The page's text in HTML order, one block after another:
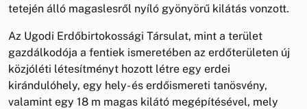
tetején álló magaslesről nyíló gyönyörű kilátás vonzott.
Az Ugodi Erdőbirtokossági Társulat, mint a terület
gazdálkodója a fentiek ismeretében az erdőterületen új
közjóléti létesítményt hozott létre egy erdei
kirándulóhely, egy hely- és erdőismereti tanösvény,
valamint egy 18 m magas kilátó megépítésével, mely